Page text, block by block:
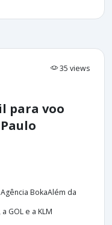
35 views
para voo
BokaAlém da
GOL e a KLM